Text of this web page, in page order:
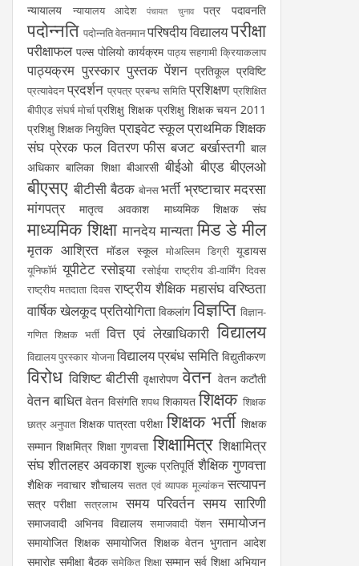
न्यायालय न्यायालय आदेश पंचायत चुनाव पत्र पदावनति
पदोन्नति पदोन्नति वेतनमानपरिषदीय विद्यालयपरीक्षा
परीक्षाफल पल्स पोलियो कार्यक्रम पाठ्य सहगामी क्रियाकलाप
पाठ्यक्रम पुरस्कार पुस्तक पेंशन प्रतिकूल प्रविष्टि
प्रत्यावेदन प्रदर्शन प्रपत्र प्रबन्ध समिति प्रशिक्षण प्रशिक्षित
बीपीएड संघर्ष मोर्चा प्रशिक्षु शिक्षक प्रशिक्षु शिक्षक चयन 2011
प्रशिक्षु शिक्षक नियुक्ति प्राइवेट स्कूलप्राथमिक शिक्षक
संघ प्रेरक फल वितरण फीस बजट बर्खास्तगी बाल
अधिकार बालिका शिक्षा बीआरसी बीईओ बीएड बीएलओ
बीएसए बीटीसी बैठक बोनस भर्ती भ्रष्टाचार मदरसा
मांगपत्र
मातृत्व अवकाश माध्यमिक शिक्षक संघ
माध्यमिक शिक्षा मानदेय मान्यता मिड डे मील
मृतक आश्रित मॉडल स्कूल मोअल्लिम डिग्री यूडायस
यूनिफॉर्म यूपीटेट रसोइया रसोईया राष्ट्रीय डी-वार्मिंग दिवस
राष्ट्रीय मतदाता दिवस राष्ट्रीय शैक्षिक महासंघ वरिष्ठता
वार्षिक खेलकूद प्रतियोगिता विकलांग विज्ञप्ति विज्ञान-
गणित शिक्षक भर्ती वित्त एवं लेखाधिकारी विद्यालय
विद्यालय पुरस्कार योजनाविद्यालय प्रबंध समिति विद्युतीकरण
विरोध विशिष्ट बीटीसी वृक्षारोपण वेतन वेतन कटौती
वेतन बाधित वेतन विसंगति शपथ शिकायत शिक्षक शिक्षक
छात्र अनुपात शिक्षक पात्रता परीक्षा शिक्षक भर्ती शिक्षक
सम्मान शिक्षमित्र शिक्षा गुणवत्ता शिक्षामित्र शिक्षामित्र
संघ शीतलहर अवकाश शुल्क प्रतिपूर्ति शैक्षिक गुणवत्ता
शैक्षिक नवाचार शौचालय सतत एवं व्यापक मूल्यांकन सत्यापन
सत्र परीक्षा सत्रलाभ समय परिवर्तन समय सारिणी
समाजवादी अभिनव विद्यालय समाजवादी पेंशन समायोजन
समायोजित शिक्षक समायोजित शिक्षक वेतन भुगतान आदेश
समारोह समीक्षा बैठक समेकित शिक्षा सम्मान सर्व शिक्षा अभियान